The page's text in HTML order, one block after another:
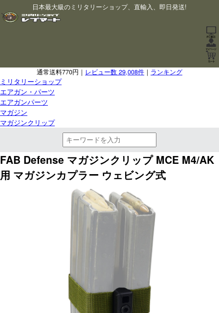
日本最大級のミリタリーショップ、直輸入、即日発送!
通常送料770円｜ レビュー数 29,008件 ｜ ランキング
ミリタリーショップ
エアガン・パーツ
エアガンパーツ
マガジン
マガジンクリップ
FAB Defense マガジンクリップ MCE M4/AK
用 マガジンカプラー ウェビング式